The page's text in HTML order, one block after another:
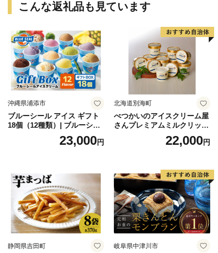
こんな返礼品も見ています
沖縄県浦添市
ブルーシール アイス ギフト
18個（12種類）| ブルーシー
ルアイス ブルーシールアイ
スクリーム 着日指定可能 送
誕生日 カップ 詰め合わせ バ
ラエティ | バニラ チョコレー
ト ストロベリー ピスタチオ
バニラ＆クッキー ウベ 沖縄
紅イモ 塩ちんすこう 沖縄シ
ークヮーサー 沖縄黒糖 琉球
ロイヤルミルクティ 沖縄パ
イン
23,000円
北海道別海町
べつかいのアイスクリーム屋
さんプレミアムミルクリッチ
12個（AP-01）（ 北海道アイ
ス 北海道産アイス アイス ア
道産アイス 道産アイスクリ
ーム ギフト 詰合せ 詰め合わ
せ ふるさと納税 ）
22,000円
静岡県吉田町 岐阜県中津川市